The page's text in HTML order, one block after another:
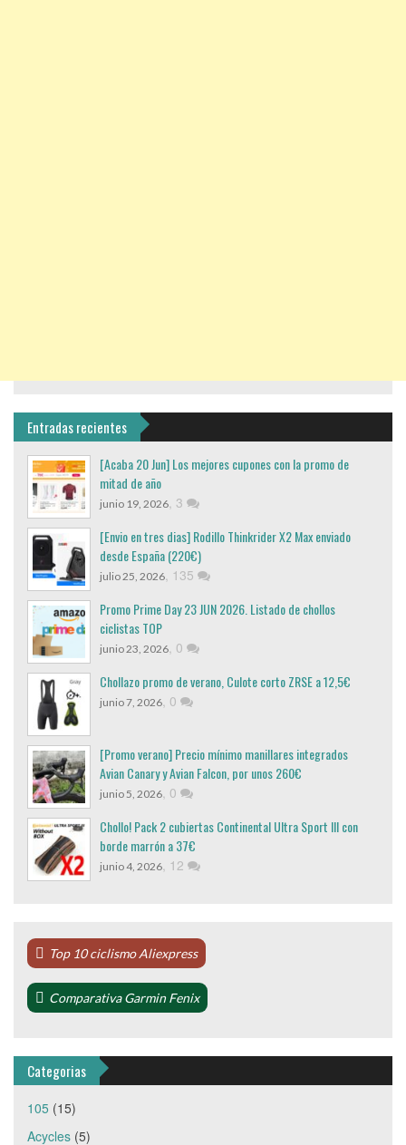
Entradas recientes
[Acaba 20 Jun] Los mejores cupones con la promo de
mitad de año
junio 19, 2026, 3
[Envio en tres dias] Rodillo Thinkrider X2 Max enviado
desde España (220€)
julio 25, 2026, 135
Promo Prime Day 23 JUN 2026. Listado de chollos
ciclistas TOP
junio 23, 2026, 0
Chollazo promo de verano, Culote corto ZRSE a 12,5€
junio 7, 2026, 0
[Promo verano] Precio mínimo manillares integrados
Avian Canary y Avian Falcon, por unos 260€
junio 5, 2026, 0
Chollo! Pack 2 cubiertas Continental Ultra Sport III con
borde marrón a 37€
junio 4, 2026, 12
Top 10 ciclismo Aliexpress
Comparativa Garmin Fenix
Categorias
105 (15)
Acycles (5)